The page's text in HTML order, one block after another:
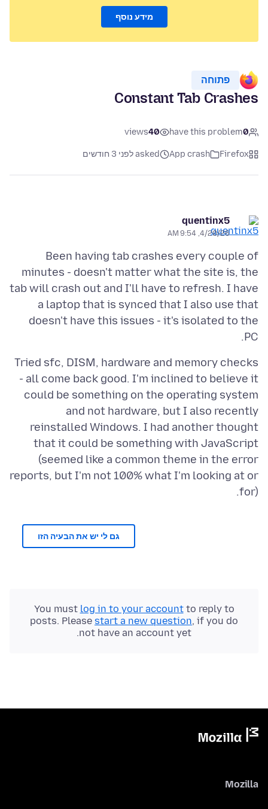
מידע נוסף
פתוחה
Constant Tab Crashes
0
have this problem
40
views
Firefox
App crash asked לפני 3 חודשים
quentinx5
4/20/26, 9:54 AM
Been having tab crashes every couple of
minutes - doesn't matter what the site is, the
tab will crash out and I'll have to refresh. I have
a laptop that is synced that I also use that
doesn't have this issues - it's isolated to the
PC.
Tried sfc, DISM, hardware and memory checks
- all come back good. I'm inclined to believe it
could be something on the operating system
and not hardware, but I also recently
reinstalled Windows. I had another thought
that it could be something with JavaScript
(seemed like a common theme in the error
reports, but I'm not 100% what I'm looking at or
for).
גם לי יש את הבעיה הזו
You must log in to your accountto reply to
posts. Please start a new question, if you do
not have an account yet.
Mozilla